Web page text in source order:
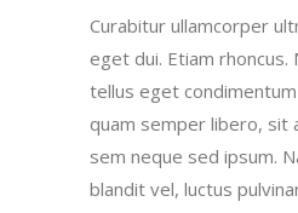
Curabitur ullamcorper
eget dui. Etiam rhoncus.
tellus eget
quam semper libero, sit
sem neque sed ipsum.
blandit vel, luctus